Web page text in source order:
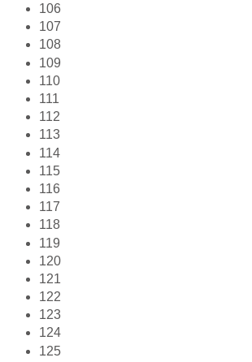
106
107
108
109
110
111
112
113
114
115
116
117
118
119
120
121
122
123
124
125